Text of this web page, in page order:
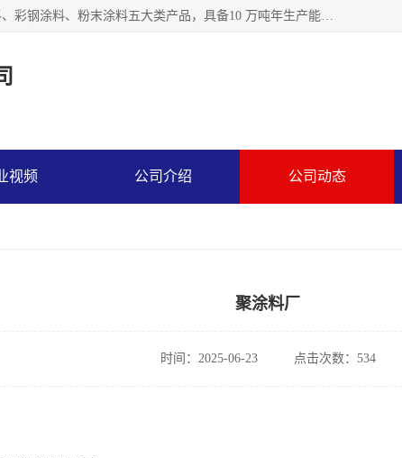
江苏兰陵化工集团有限公司主要生产防腐涂料、建筑涂料、船舶涂料、彩钢涂料、粉末涂料五大类产品，具备10 万吨年生产能力，可以提供优质精良的涂装施工服务，产品广销全国各地，大量出口亚非欧及拉美等国家。
视频 公司介绍 公司动态
聚涂料厂
时间：2025-06-23 点击次数：534